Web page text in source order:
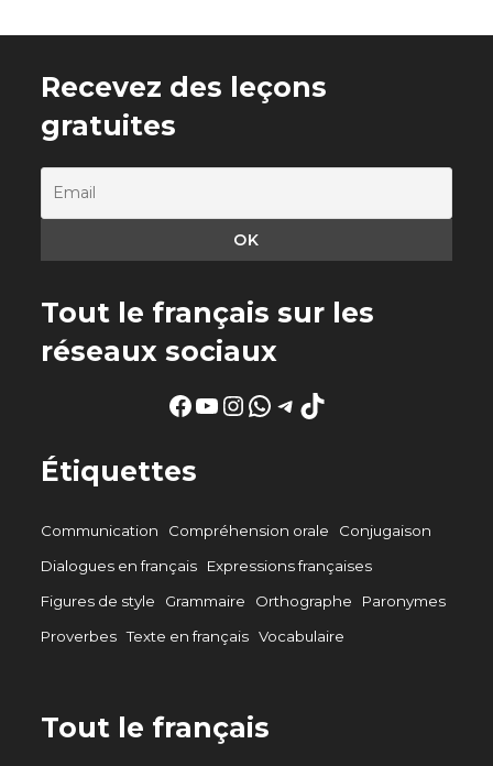
Recevez des leçons
gratuites
Tout le français sur les
réseaux sociaux
Facebook
YouTube
Instagram
WhatsApp
Telegram
TikTok
Étiquettes
Communication Compréhension orale
Conjugaison
Dialogues en français
Expressions françaises
Figures de style
Grammaire Orthographe
Paronymes
Proverbes Texte en français Vocabulaire
Tout le français